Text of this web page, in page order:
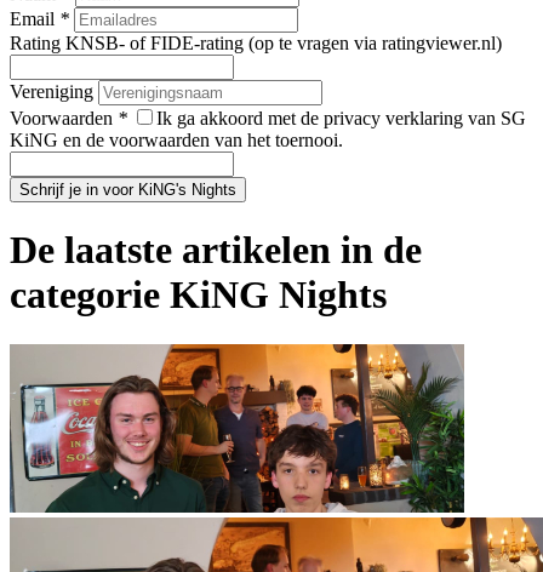
De laatste artikelen in de
categorie KiNG Nights